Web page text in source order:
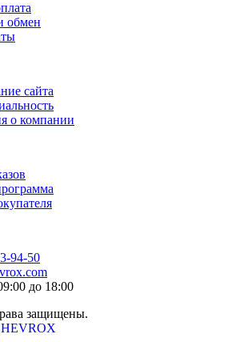
обмен
сайта
о компании
94-50
до 18:00
защищены.